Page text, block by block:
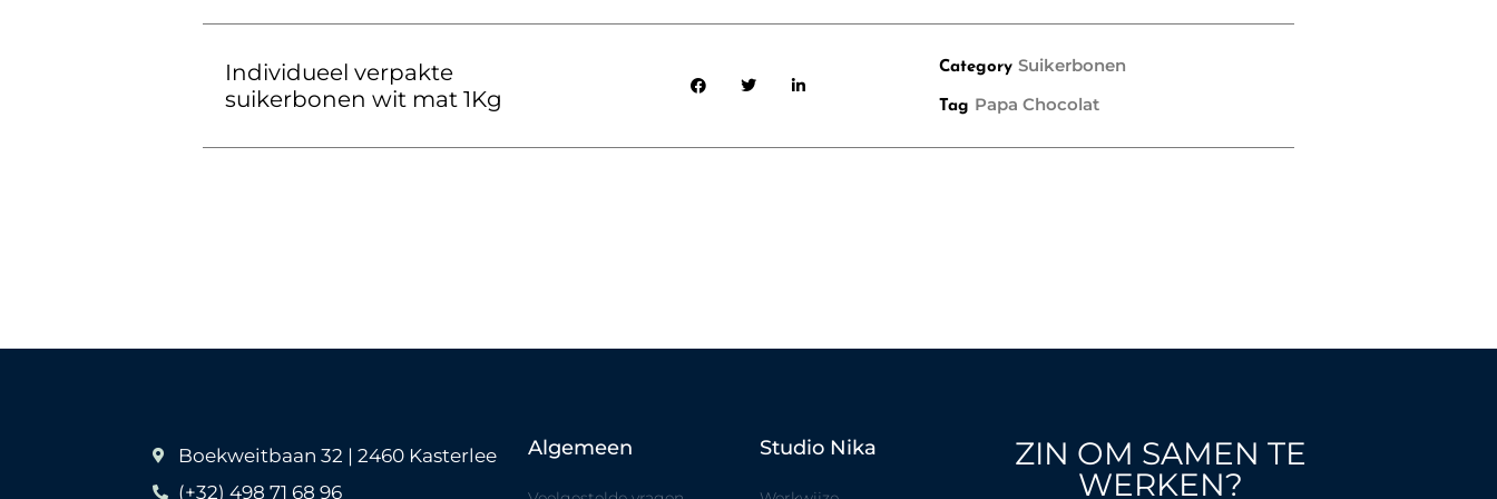
Individueel verpakte
suikerbonen wit mat 1Kg
Category Suikerbonen
Tag Papa Chocolat
Boekweitbaan 32 | 2460 Kasterlee
(+32) 498 71 68 96
Algemeen Studio Nika
ZIN OM SAMEN TE
WERKEN?